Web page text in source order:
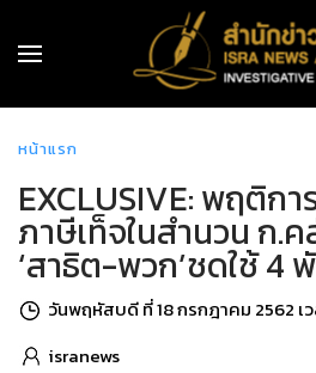
หน้าแรก
EXCLUSIVE: พฤติก
ภาษีเท็จในสำนวน ก.
‘สาธิต-พวก’ชดใช้ 4
วันพฤหัสบดี ที่ 18 กรกฎาคม 2562 เ
isranews